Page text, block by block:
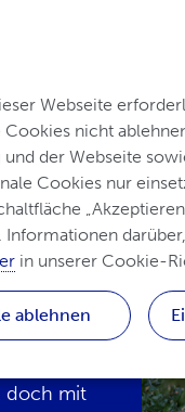
inversa
doch mit
Webseite
nicht
der Webseite
Cookies nur
in unserer Cookie-
ablehnen